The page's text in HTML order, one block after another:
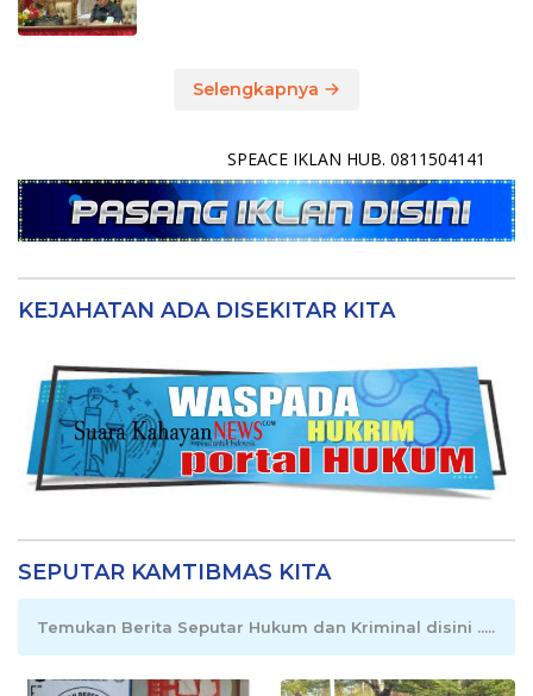
Selengkapnya
SPEACE IKLAN HUB. 0811504141
KEJAHATAN ADA DISEKITAR KITA
SEPUTAR KAMTIBMAS KITA
Temukan Berita Seputar Hukum dan Kriminal disini .....